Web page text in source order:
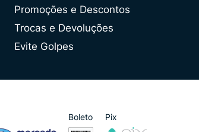
Promoções e Descontos
Trocas e Devoluções
Evite Golpes
Boleto Pix